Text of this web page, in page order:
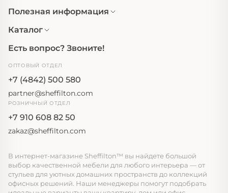
Полезная информация
Каталог
Есть вопрос? Звоните!
ОПТОВЫЙ ОТДЕЛ
+7 (4842) 500 580
partner@sheffilton.com
РОЗНИЧНЫЙ ОТДЕЛ
+7 910 608 82 50
zakaz@sheffilton.com
В интернет-магазине Sheffilton™ вы найдете большой
выбор качественной мебели для любого интерьера — от
стульев для уютных домашних пространств до коллекций
офисных решений. Наши менеджеры помогут подобрать